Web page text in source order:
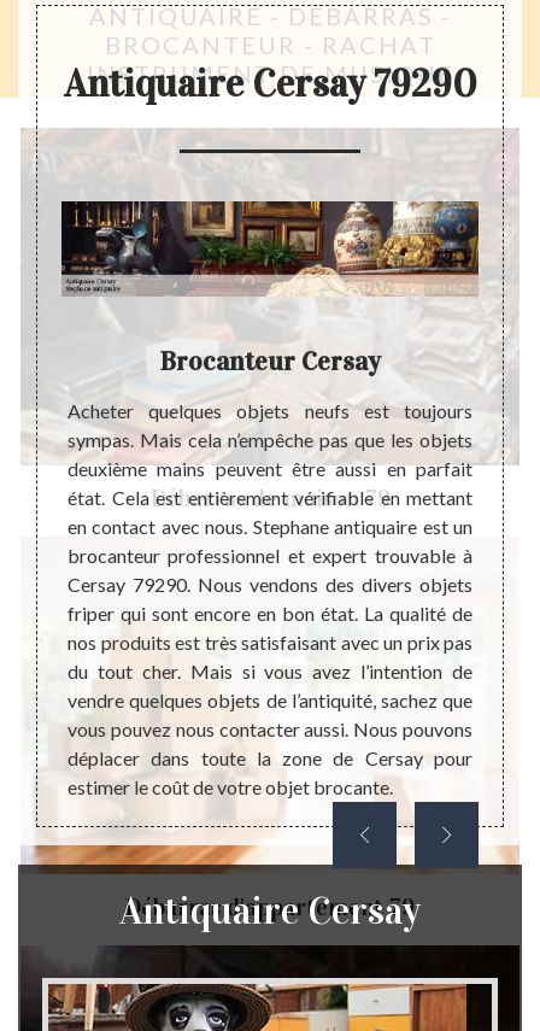
ANTIQUAIRE - DÉBARRAS -
BROCANTEUR - RACHAT
INSTRUMENT DE MUSIQUE
Débarras de maison 79
Débarras d'appartement 79
Antiquaire Cersay 79290
il est
de
juste
nous
une
bon
une
une
de
Brocanteur Cersay
Acheter quelques objets neufs est toujours
sympas. Mais cela n’empêche pas que les objets
deuxième mains peuvent être aussi en parfait
état. Cela est entièrement vérifiable en mettant
en contact avec nous. Stephane antiquaire est un
brocanteur professionnel et expert trouvable à
Cersay 79290. Nous vendons des divers objets
friper qui sont encore en bon état. La qualité de
nos produits est très satisfaisant avec un prix pas
du tout cher. Mais si vous avez l’intention de
vendre quelques objets de l’antiquité, sachez que
vous pouvez nous contacter aussi. Nous pouvons
déplacer dans toute la zone de Cersay pour
estimer le coût de votre objet brocante.
Une
ne
pas
Antiquaire Cersay